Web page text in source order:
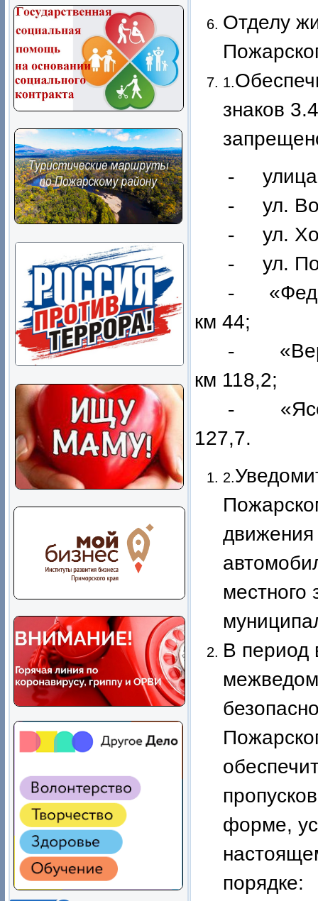
Отделу
1.
знаков
-
-
ул.
-
ул.
-
ул.
-
км 44;
-
км 118,2;
-
127,7.
2.
движения
местного
В период
форме,
порядке: